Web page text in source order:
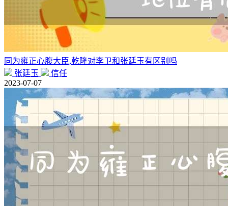
同为雍正心腹大臣,乾隆对李卫和张廷玉有区别吗
张廷玉
信任
2023-07-07